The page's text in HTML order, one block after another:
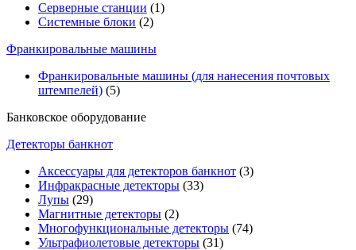
Серверные станции (1)
Системные блоки (2)
Франкировальные машины
Франкировальные машины (для нанесения почтовых
штемпелей) (5)
Банковское оборудование
Детекторы банкнот
Аксессуары для детекторов банкнот (3)
Инфракрасные детекторы (33)
Лупы (29)
Магнитные детекторы (2)
Многофункциональные детекторы (74)
Ультрафиолетовые детекторы (31)